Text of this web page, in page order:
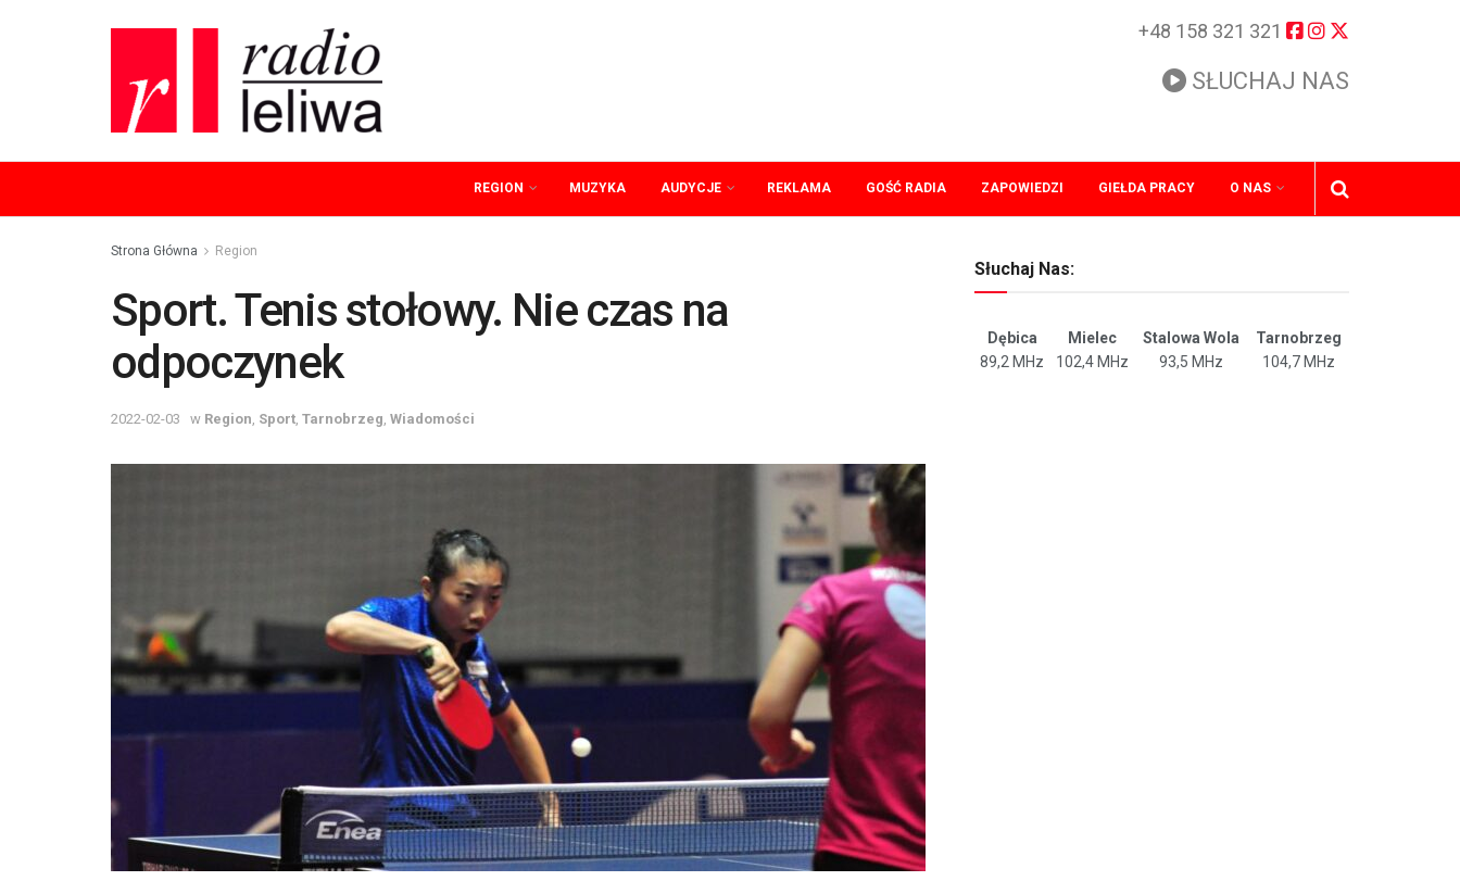
+48 158 321 321
SŁUCHAJ NAS
REGION MUZYKA AUDYCJE REKLAMA GOŚĆ RADIA ZAPOWIEDZI GIEŁDA PRACY O NAS
Strona Główna Region
Sport. Tenis stołowy. Nie czas na
odpoczynek
2022-02-03 w Region Sport Tarnobrzeg Wiadomości
Słuchaj Nas:
Dębica Mielec Stalowa Wola
Tarnobrzeg
89,2 MHz
102,4 MHz 93,5 MHz 104,7 MHz